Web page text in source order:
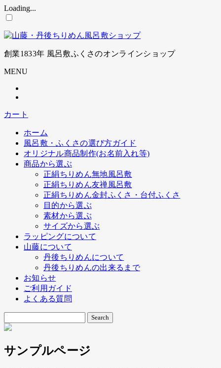
Loading...
コ
テ
ン
ツ
に
プ
創業1833年 風呂敷ふくさのオンラインショップ
MENU
カート
ホーム
風呂敷・ふくさの選び方ガイド
オリジナル商品制作(お名前入れ等)
商品から選ぶ
正絹ちりめん無地風呂敷
正絹ちりめん友禅風呂敷
正絹ちりめん金封ふくさ・台付ふくさ
目的から選ぶ
素材から選ぶ
サイズから選ぶ
ラッピングについて
山藤について
丹後ちりめんについて
丹後ちりめんの出来るまで
お知らせ
ご利用ガイド
よくある質問
サンプルページ